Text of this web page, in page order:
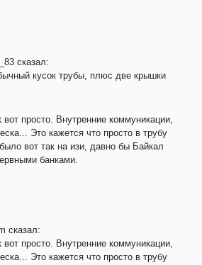
сказал:
кусок трубы, плюс две крышки
просто. Внутренние коммуникации,
Это кажется что просто в трубу
вот так на изи, давно бы Байкал
банками.
сказал:
просто. Внутренние коммуникации,
Это кажется что просто в трубу